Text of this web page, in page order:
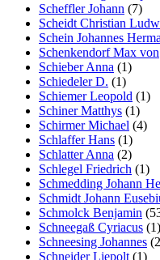
Scheffler Johann (7)
Scheidt Christian
Schein Johannes
Schenkendorf Max von
Schieber Anna (1)
Schiedeler D. (1)
Schiemer Leopold (1)
Schiner Matthys (1)
Schirmer Michael (4)
Schlaffer Hans (1)
Schlatter Anna (2)
Schlegel Friedrich (1)
Schmedding Johann
Schmidt Johann
Schmolck Benjamin
Schneegaß Cyriacus (1)
Schneesing Johannes
Schneider Liepolt (1)